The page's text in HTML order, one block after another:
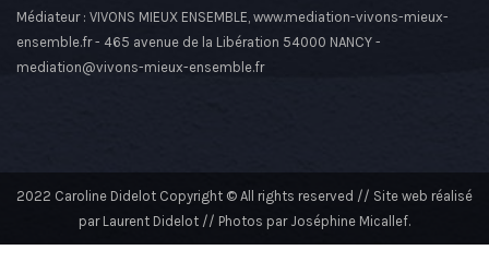
Médiateur : VIVONS MIEUX ENSEMBLE, www.mediation-vivons-mieux-
ensemble.fr - 465 avenue de la Libération 54000 NANCY -
mediation@vivons-mieux-ensemble.fr
2022 Caroline Didelot Copyright © All rights reserved // Site web réalisé
par Laurent Didelot // Photos par Joséphine Micallef.